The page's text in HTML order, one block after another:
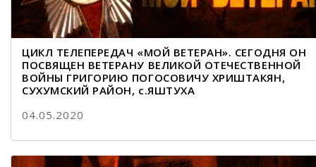
ЦИКЛ ТЕЛЕПЕРЕДАЧ «МОЙ ВЕТЕРАН». СЕГОДНЯ ОН
ПОСВЯЩЕН ВЕТЕРАНУ ВЕЛИКОЙ ОТЕЧЕСТВЕННОЙ
ВОЙНЫ ГРИГОРИЮ ПОГОСОВИЧУ ХРИШТАКЯН,
СУХУМСКИЙ РАЙОН, с.ЯШТУХА
04.05.2020